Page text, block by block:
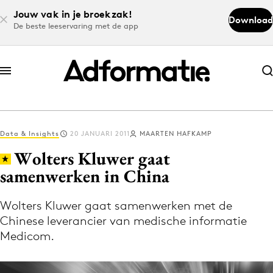
Jouw vak in je broekzak!
De beste leeservaring met de app
Download
Abonneer nu
Abonneer nu
Log in
Volg het laatste nieuws via de Adformatie
Nieuws app
Data & Insights 20 JANUARI 2011 MAARTEN HAFKAMP
Wolters Kluwer gaat
samenwerken in China
Wolters Kluwer gaat samenwerken met de
Chinese leverancier van medische informatie
Medicom.